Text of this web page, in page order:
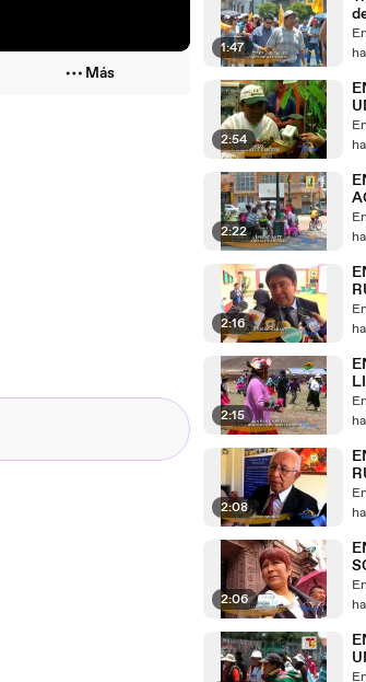
Más
1:47
2:54
2:22
2:16
2:15
LI
2:08
2:06